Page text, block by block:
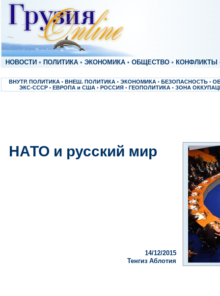
НОВОСТИ • ПОЛИТИКА • ЭКОНОМИКА • ОБЩЕСТВО • КОНФЛИКТЫ
ВНУТР. ПОЛИТИКА • ВНЕШ. ПОЛИТИКА • ЭКОНОМИКА • БЕЗОПАСНОСТЬ •
ЭКС-СССР • ЕВРОПА и США • РОССИЯ • ГЕОПОЛИТИКА • ЗОНА
НАТО и русский мир
14/12/2015
Тенгиз Аблотия